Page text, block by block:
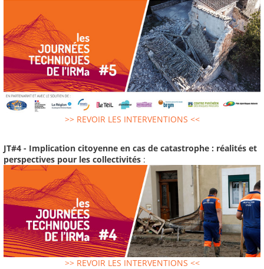
>> REVOIR LES INTERVENTIONS <<
JT#4 - Implication citoyenne en cas de catastrophe : réalités et
perspectives pour les collectivités :
>> REVOIR LES INTERVENTIONS <<